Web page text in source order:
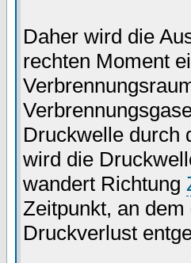
Daher wird die
rechten Moment
Druckwelle durch
wird die
wandert Richtung
Zeitpunkt, an
Druckverlust